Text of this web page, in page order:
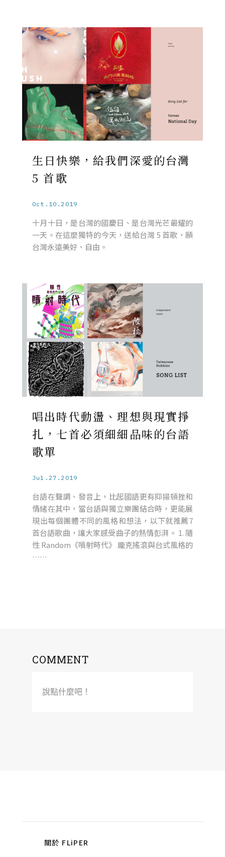
生日快樂，給我們深愛的台灣
5 首歌
Oct.10.2019
十月十日，是台灣的國慶日、是台灣光芒最耀的
一天。在這麼獨特的今天，送給台灣 5 首歌，願
台灣永遠美好、自由。
唱出時代動盪、理想與現實掙
扎，七首必須細細品味的台語
歌單
Jul.27.2019
台語在聲調、發音上，比起國語更有抑揚頓挫和
情緒在其中，當台語與獨立樂團結合時，更能展
現出每個團體不同的風格和想法，以下就推薦7
首台語歌曲，讓大家感受曲子的熱情彭湃。 1. 隨
性 Random《噴射時代》 龐克搖滾與台式風格的
……
COMMENT
說點什麼吧！
關於 FLiPER